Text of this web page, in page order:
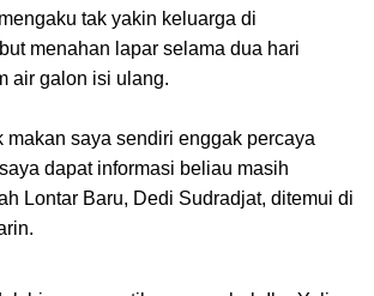
tak yakin keluarga di
menahan lapar selama dua hari
air galon isi ulang.
makan saya sendiri enggak percaya
dapat informasi beliau masih
Lontar Baru, Dedi Sudradjat, ditemui di